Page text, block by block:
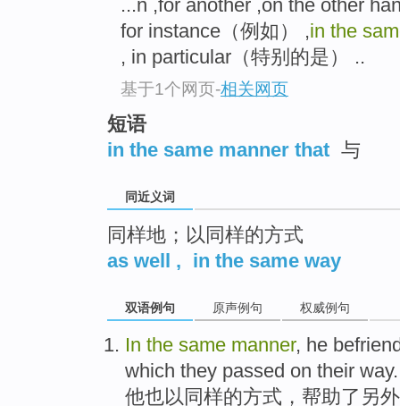
...n ,for another ,on the other
for instance（例如） ,in the
, in particular（特别的是） ..
基于1个网页-相关网页
短语
in the same manner that 与
同近义词
同样地；以同样的方式
as well , in the same way
双语例句 原声例句 权威例句
In the same manner, he
which they passed on their way.
他也以 同样的方式 ， 帮助了 另外